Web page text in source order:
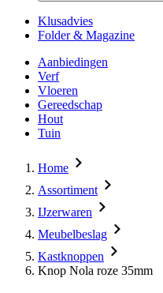
Klusadvies
Folder & Magazine
Aanbiedingen
Verf
Vloeren
Gereedschap
Hout
Tuin
Home
Assortiment
IJzerwaren
Meubelbeslag
Kastknoppen
Knop Nola roze 35mm